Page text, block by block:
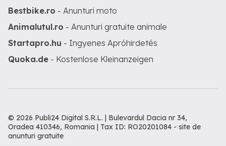
Bestbike.ro - Anunturi moto
Animalutul.ro - Anunturi gratuite animale
Startapro.hu - Ingyenes Apróhirdetés
Quoka.de - Kostenlose Kleinanzeigen
© 2026 Publi24 Digital S.R.L. | Bulevardul Dacia nr 34,
Oradea 410346, Romania | Tax ID: RO20201084 - site de
anunturi gratuite